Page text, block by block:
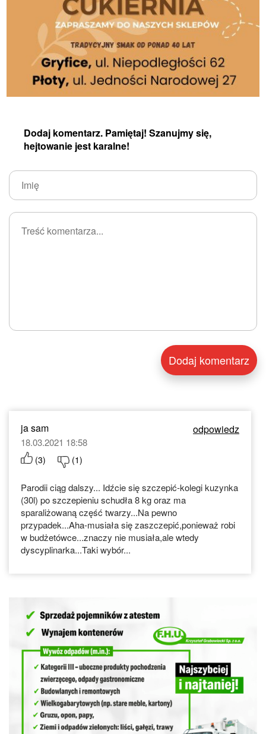
Dodaj komentarz. Pamiętaj! Szanujmy się,
hejtowanie jest karalne!
ja sam odpowiedz
18.03.2021 18:58
(3) (1)
Parodii ciąg dalszy... Idźcie się szczepić-kolegi kuzynka
(30l) po szczepieniu schudła 8 kg oraz ma
sparaliżowaną część twarzy...Na pewno
przypadek...Aha-musiała się zaszczepić,ponieważ robi
w budżetówce...znaczy nie musiała,ale wtedy
dyscyplinarka...Taki wybór...